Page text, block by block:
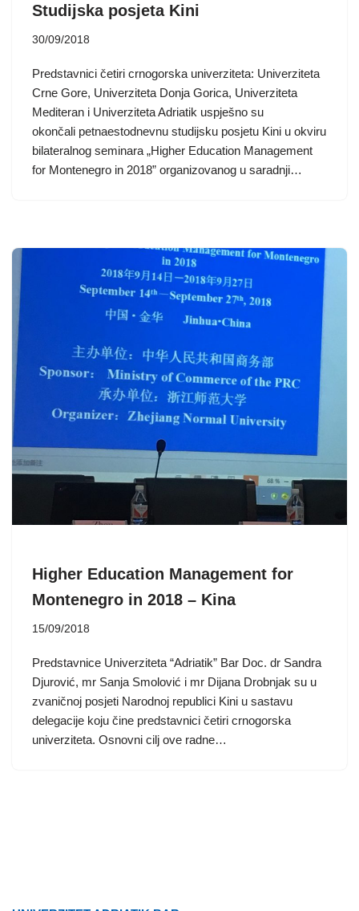
Studijska posjeta Kini
30/09/2018
Predstavnici četiri crnogorska univerziteta: Univerziteta
Crne Gore, Univerziteta Donja Gorica, Univerziteta
Mediteran i Univerziteta Adriatik uspješno su
okončali petnaestodnevnu studijsku posjetu Kini u okviru
bilateralnog seminara „Higher Education Management
for Montenegro in 2018” organizovanog u saradnji…
Higher Education Management for
Montenegro in 2018 – Kina
15/09/2018
Predstavnice Univerziteta “Adriatik” Bar Doc. dr Sandra
Djurović, mr Sanja Smolović i mr Dijana Drobnjak su u
zvaničnoj posjeti Narodnoj republici Kini u sastavu
delegacije koju čine predstavnici četiri crnogorska
univerziteta. Osnovni cilj ove radne…